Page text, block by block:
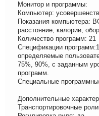
Монитор и программы:
Компьютер:
Показания компьютера:
расстояние, калории,
Количество программ: 21
Спецификации
определяемые
75%, 90%, с заданным
программ.
Специальные
Дополнительные
Транспортировочные